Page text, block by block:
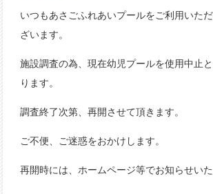
いつもあさごふれあいプールをご利用いた
ざいます。
施設調査の為、現在幼児プールを使用中止
ります。
調査終了次第、再開させて頂きます。
ご不便、ご迷惑をおかけします。
再開時には、ホームページ等でお知らせいた